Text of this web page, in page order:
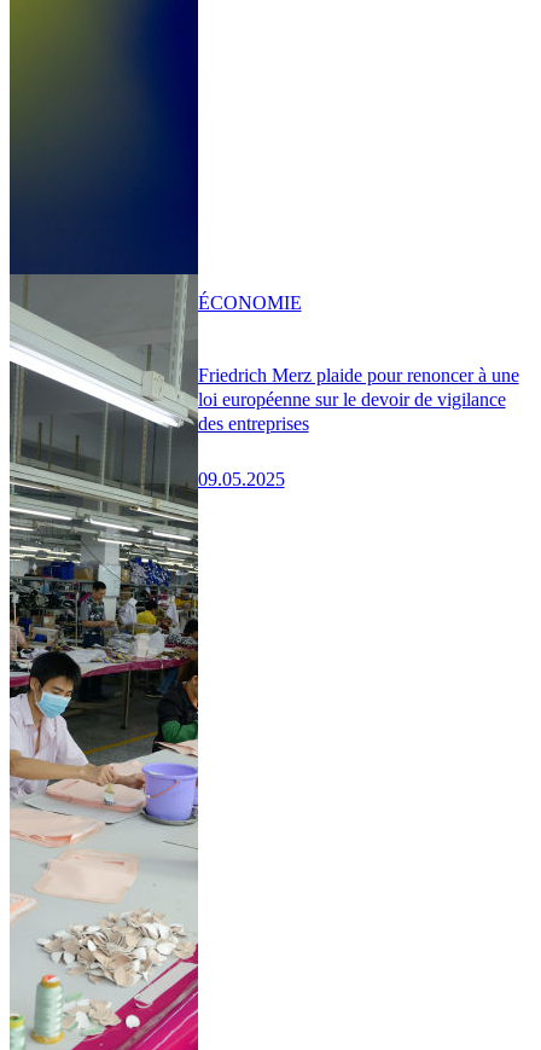
Friedrich Merz plaide pour renoncer à une
loi européenne sur le devoir de vigilance
des entreprises
09.05.2025
ÉCONOMIE